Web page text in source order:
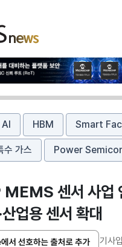
HBM Smart
수 가스 Power
센서 사업
업용 센서 확대
기사